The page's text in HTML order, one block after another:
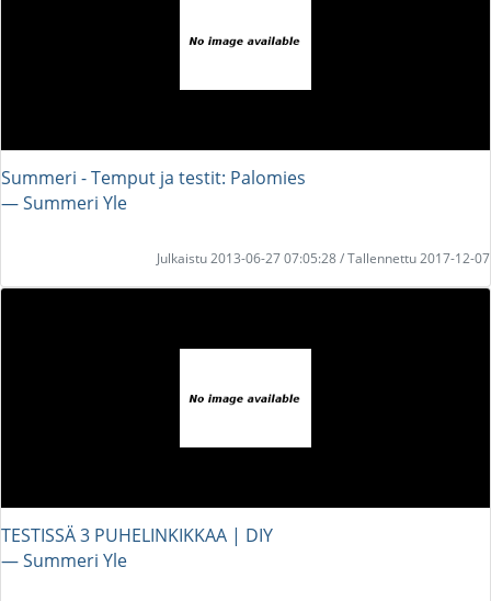
Summeri - Temput ja testit: Palomies
― Summeri Yle
Julkaistu 2013-06-27 07:05:28 / Tallennettu 2017-12-07
TESTISSÄ 3 PUHELINKIKKAA | DIY
― Summeri Yle